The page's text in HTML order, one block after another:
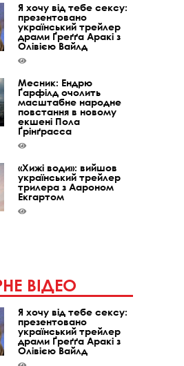
Я хочу від тебе сексу:
презентовано
український трейлер
драми Ґреґґа Аракі з
Олівією Вайлд
Месник: Ендрю
Ґарфілд очолить
масштабне народне
повстання в новому
екшені Пола
Ґрінґрасса
«Хижі води»: вийшов
український трейлер
трилера з Аароном
Екгартом
ВІДЕО
Я хочу від тебе сексу:
презентовано
український трейлер
драми Ґреґґа Аракі з
Олівією Вайлд